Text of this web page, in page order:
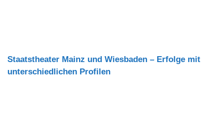
Staatstheater Mainz und Wiesbaden – Erfolge mit
unterschiedlichen Profilen